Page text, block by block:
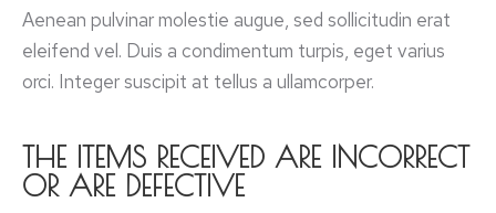
Aenean pulvinar molestie augue, sed sollicitudin erat
eleifend vel. Duis a condimentum turpis, eget varius
orci. Integer suscipit at tellus a ullamcorper.
THE ITEMS RECEIVED ARE INCORRECT
OR ARE DEFECTIVE